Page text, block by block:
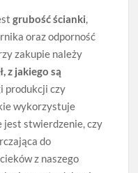
grubość ścianki,
oraz odporność
zakupie należy
z jakiego są
produkcji czy
wykorzystuje
jest stwierdzenie, czy
do
z naszego